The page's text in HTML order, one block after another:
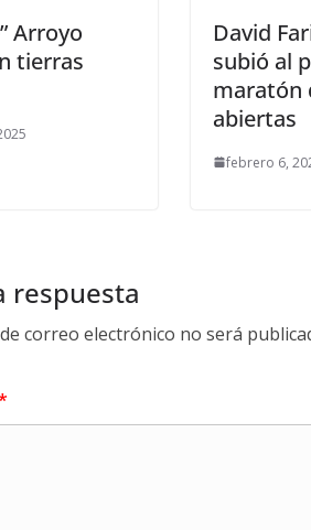
Arroyo
tierras
David
subió al
maratón
abiertas
febrero 6,
respuesta
correo electrónico no será